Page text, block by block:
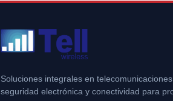
Soluciones integrales en telecomunicaciones,
seguridad electrónica y conectividad para